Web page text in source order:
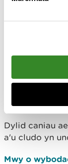
bydd y
yn dal i fod yn
i'r man casglu
llwythi ar
hyn ar eich
dilynir
(Saesneg yn
Dylid caniau
a'u cludo yn
Mwy o